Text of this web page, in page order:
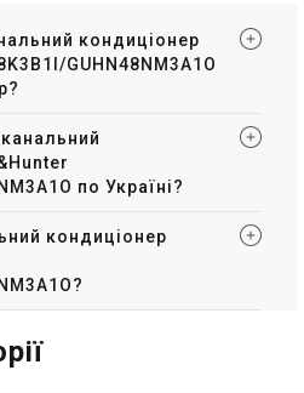
кондиціонер
GUHN48NM3A1O
по Україні?
кондиціонер